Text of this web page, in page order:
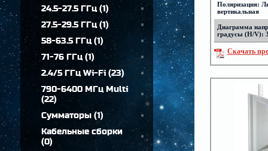
24.5-27.5 ГГц(1)
27.5-29.5 ГГц(1)
58-63.5 ГГц(1)
71-76 ГГц(1)
2.4/5 ГГц Wi-Fi (23)
790-6400 МГц Multi
(22)
Сумматоры(1)
Кабельные сборки
(0)
Поляризация:
вертикальная
Диаграмма
градусы (H/V):
Скачать